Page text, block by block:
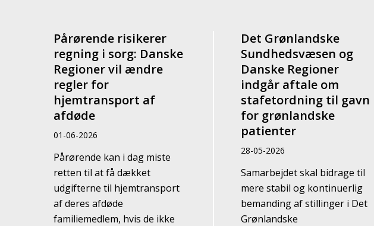
Pårørende risikerer
regning i sorg: Danske
Regioner vil ændre
regler for
hjemtransport af
afdøde
01-06-2026
Pårørende kan i dag miste
retten til at få dækket
udgifterne til hjemtransport
af deres afdøde
familiemedlem, hvis de ikke
Det Grønlandske
Sundhedsvæsen og
Danske Regioner
indgår aftale om
stafetordning til gavn
for grønlandske
patienter
28-05-2026
Samarbejdet skal bidrage til
mere stabil og kontinuerlig
bemanding af stillinger i Det
Grønlandske